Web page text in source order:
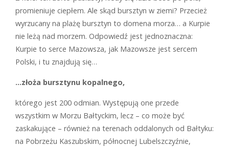
promieniuje ciepłem. Ale skąd bursztyn w ziemi? Przecież
wyrzucany na plażę bursztyn to domena morza… a Kurpie
nie leżą nad morzem. Odpowiedź jest jednoznaczna:
Kurpie to serce Mazowsza, jak Mazowsze jest sercem
Polski, i tu znajdują się…
…złoża bursztynu kopalnego,
którego jest 200 odmian. Występują one przede
wszystkim w Morzu Bałtyckim, lecz – co może być
zaskakujące – również na terenach oddalonych od Bałtyku:
na Pobrzeżu Kaszubskim, północnej Lubelszczyźnie,